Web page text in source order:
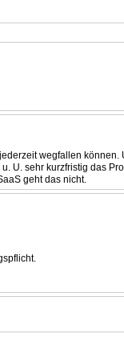
wegfallen
U. sehr kurzfristig das
geht das nicht.